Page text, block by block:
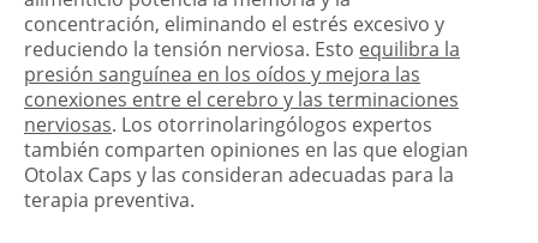
concentración, eliminando el estrés excesivo y
reduciendo la tensión nerviosa. Esto equilibra la
presión sanguínea en los oídos y mejora las
conexiones entre el cerebro y las terminaciones
nerviosas. Los otorrinolaringólogos expertos
también comparten opiniones en las que elogian
Otolax Caps y las consideran adecuadas para la
terapia preventiva.